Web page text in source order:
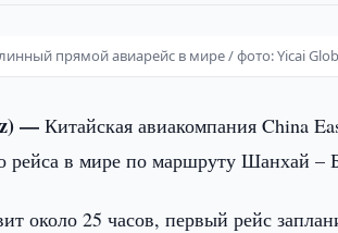
прямой авиарейс в мире / фото: Yicai
—Китайская авиакомпания China
рейса в мире по маршруту Шанхай –
около 25 часов, первый рейс